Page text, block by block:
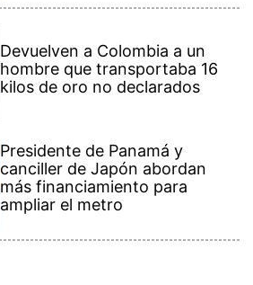
Devuelven a Colombia a un
hombre que transportaba 16
kilos de oro no declarados
Presidente de Panamá y
canciller de Japón abordan
más financiamiento para
ampliar el metro